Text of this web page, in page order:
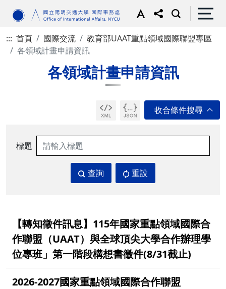
::: 首頁 國際交流
教育部UAAT重點領域國際聯盟專區
各領域計畫申請資訊
各領域計畫申請資訊
標題
查詢 重設
【轉知徵件訊息】115年國家重點領域國際合
作聯盟（UAAT）與全球頂尖大學合作辦理學
位專班」第一階段構想書徵件(8/31截止)
2026-2027國家重點領域國際合作聯盟